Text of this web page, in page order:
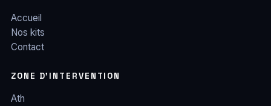
Accueil
Nos kits
Contact
ZONE D’INTERVENTION
Ath